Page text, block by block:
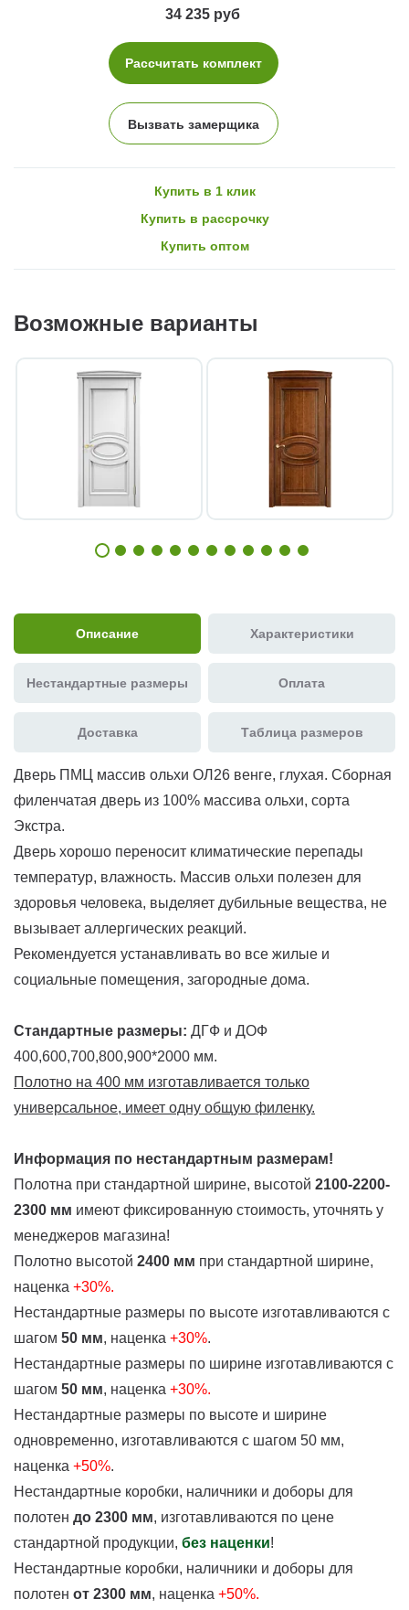
34 235 руб
Рассчитать комплект
Вызвать замерщика
Купить в 1 клик
Купить в рассрочку
Купить оптом
Возможные варианты
Описание Характеристики
Нестандартные размеры Оплата
Доставка Таблица размеров
Дверь ПМЦ массив ольхи ОЛ26 венге, глухая. Сборная
филенчатая дверь из 100% массива ольхи, сорта
Экстра.
Дверь хорошо переносит климатические перепады
температур, влажность. Массив ольхи полезен для
здоровья человека, выделяет дубильные вещества, не
вызывает аллергических реакций.
Рекомендуется устанавливать во все жилые и
социальные помещения, загородные дома.
Стандартные размеры: ДГФ и ДОФ
400,600,700,800,900*2000 мм.
Полотно на 400 мм изготавливается только
универсальное, имеет одну общую филенку.
Информация по нестандартным размерам!
Полотна при стандартной ширине, высотой 2100-2200-
2300 мм имеют фиксированную стоимость, уточнять у
менеджеров магазина!
Полотно высотой 2400 мм при стандартной ширине,
наценка +30%.
Нестандартные размеры по высоте изготавливаются с
шагом 50 мм, наценка +30%.
Нестандартные размеры по ширине изготавливаются с
шагом 50 мм, наценка +30%.
Нестандартные размеры по высоте и ширине
одновременно, изготавливаются с шагом 50 мм,
наценка +50%.
Нестандартные коробки, наличники и доборы для
полотен до 2300 мм, изготавливаются по цене
стандартной продукции, без наценки!
Нестандартные коробки, наличники и доборы для
полотен от 2300 мм, наценка +50%.